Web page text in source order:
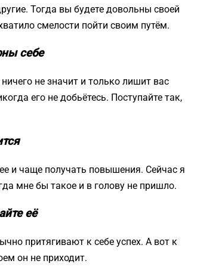
Тогда вы будете довольны своей
смелости пойти своим путём.
себе
не значит и только лишит вас
его не добьётесь. Поступайте так,
и чаще получать повышения. Сейчас я
мне бы такое и в голову не пришло.
её
притягивают к себе успех. А вот к
он не приходит.